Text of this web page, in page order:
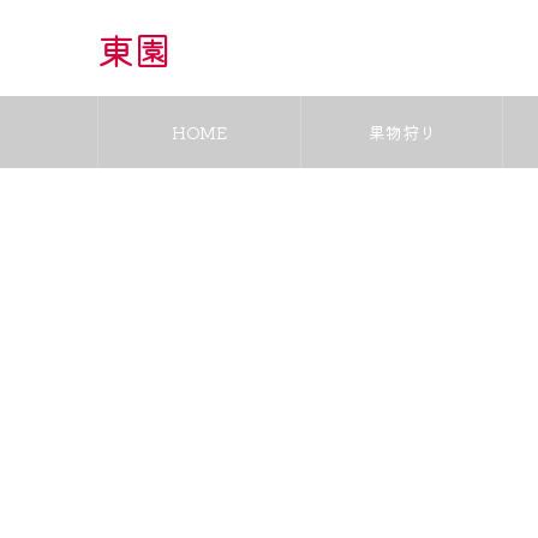
東園
HOME 果物狩り